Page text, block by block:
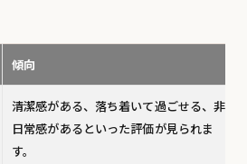
傾向
清潔感がある、落ち着いて過ごせる、非
日常感があるといった評価が見られま
す。